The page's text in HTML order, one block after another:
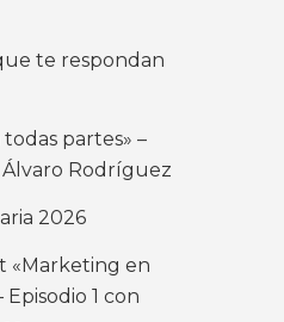
te respondan
partes» –
Álvaro Rodríguez
2026
«Marketing en
1 con